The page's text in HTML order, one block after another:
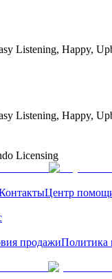
Listening, Happy,
Listening, Happy,
Licensing
Центр
продажиПолитика